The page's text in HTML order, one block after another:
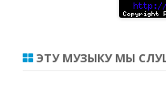
ЭТУ МУЗЫКУ МЫ